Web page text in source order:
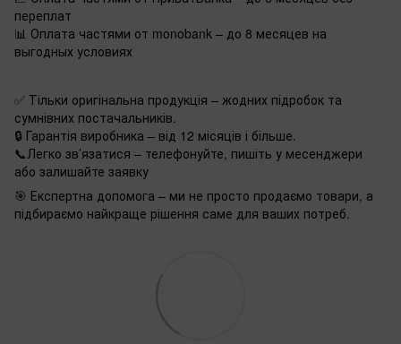
переплат
📊 Оплата частями от monobank – до 8 месяцев на
выгодных условиях
✅ Тільки оригінальна продукція – жодних підробок та
сумнівних постачальників.
🔒 Гарантія виробника – від 12 місяців і більше.
📞Легко зв’язатися – телефонуйте, пишіть у месенджери
або залишайте заявку
🎯 Експертна допомога – ми не просто продаємо товари, а
підбираємо найкраще рішення саме для ваших потреб.